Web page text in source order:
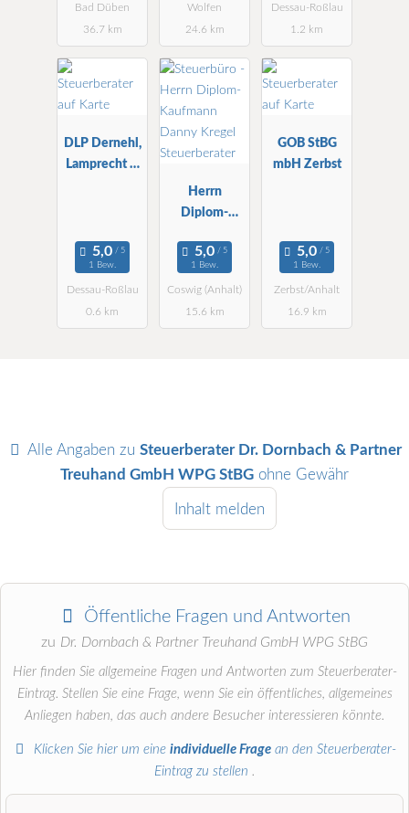
Bad Düben
36.7 km
Wolfen
24.6 km
Dessau-Roßlau
1.2 km
DLP Dernehl,
Lamprecht &
1 Bew.
Dessau-Roßlau
0.6 km
Herrn
Diplom-
Danny Kregel
Steuerberater
1 Bew.
Coswig (Anhalt)
15.6 km
GOB StBG
mbH Zerbst
1 Bew.
Zerbst/Anhalt
16.9 km
Alle Angaben zuSteuerberater Dr. Dornbach & Partner
Treuhand GmbH WPG StBG ohne Gewähr
Inhalt melden
Öffentliche Fragen und Antworten
zu Dr. Dornbach & Partner Treuhand GmbH WPG StBG
Hier finden Sie allgemeine Fragen und Antworten zum Steuerberater-
Eintrag. Stellen Sie eine Frage, wenn Sie ein öffentliches, allgemeines
Anliegen haben, das auch andere Besucher interessieren könnte.
Klicken Sie hier um eineindividuelle Frage an den Steuerberater-
Eintrag zu stellen .